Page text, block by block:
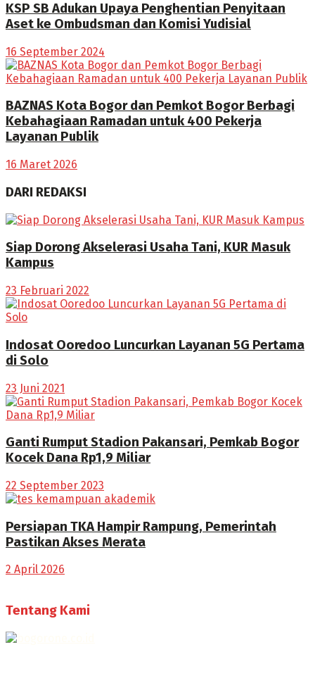
KSP SB Adukan Upaya Penghentian Penyitaan
Aset ke Ombudsman dan Komisi Yudisial
16 September 2024
BAZNAS Kota Bogor dan Pemkot Bogor Berbagi
Kebahagiaan Ramadan untuk 400 Pekerja
Layanan Publik
16 Maret 2026
DARI REDAKSI
Siap Dorong Akselerasi Usaha Tani, KUR Masuk
Kampus
23 Februari 2022
Indosat Ooredoo Luncurkan Layanan 5G Pertama
di Solo
23 Juni 2021
Ganti Rumput Stadion Pakansari, Pemkab Bogor
Kocek Dana Rp1,9 Miliar
22 September 2023
Persiapan TKA Hampir Rampung, Pemerintah
Pastikan Akses Merata
2 April 2026
Tentang Kami